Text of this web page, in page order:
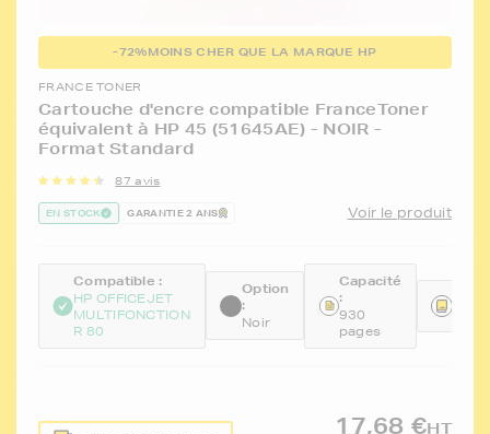
-72%MOINS CHER QUE LA MARQUE HP
FRANCE TONER
Cartouche d'encre compatible FranceToner
équivalent à HP 45 (51645AE) - NOIR -
Format Standard
87 avis
EN STOCK GARANTIE 2 ANS Voir le produit
Compatible :
HP OFFICEJET
MULTIFONCTION
R 80
Option
:
Noir
Capacité
:
930
pages
17,68 €HT